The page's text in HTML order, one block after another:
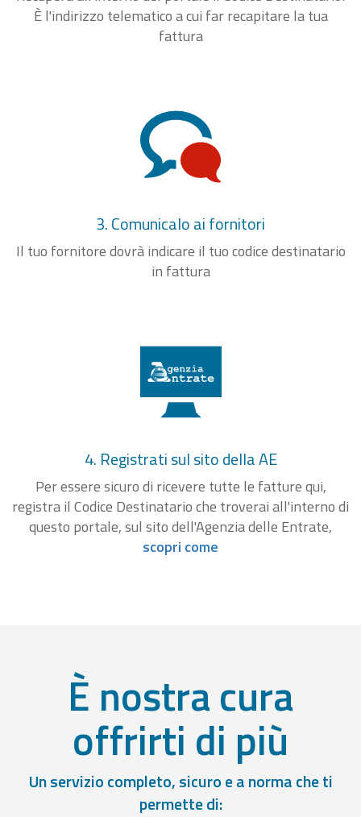
È l'indirizzo telematico a cui far recapitare la tua
fattura
3. Comunicalo ai fornitori
Il tuo fornitore dovrà indicare il tuo codice destinatario
in fattura
4. Registrati sul sito della AE
Per essere sicuro di ricevere tutte le fatture qui,
registra il Codice Destinatario che troverai all'interno di
questo portale, sul sito dell'Agenzia delle Entrate,
scopri come
È nostra cura
offrirti di più
Un servizio completo, sicuro e a norma che ti
permette di: